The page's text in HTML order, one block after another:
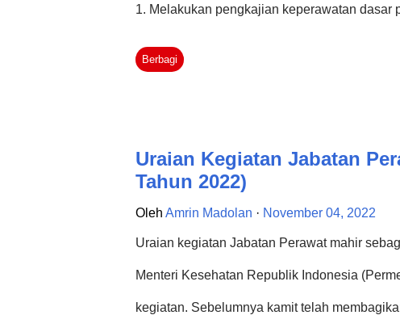
1. Melakukan pengkajian keperawatan dasar
mencakup data kesakitan, kematian dan
keperawatan dasar pada kelompok. Kualitas
Angka Kredit : 0, 004 2. Melakukan
melakukan pengumpulan data inti ke...
Berbagi
Uraian Kegiatan Jabatan
Tahun 2022)
Oleh Amrin Madolan November 04, 2022
Uraian kegiatan Jabatan Perawat mahir
Menteri Kesehatan Republik Indonesia
kegiatan. Sebelumnya kamit telah